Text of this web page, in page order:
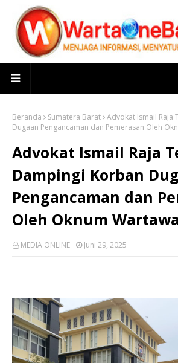
Beranda Sumatera Barat Advokat Ismail Raja
Dugaan Pengancaman dan Pemerasan Oleh
Advokat Ismail Raja
Dampingi Korban
Pengancaman dan
Oleh Oknum
MEDIA ONLINE Juni 29, 2025